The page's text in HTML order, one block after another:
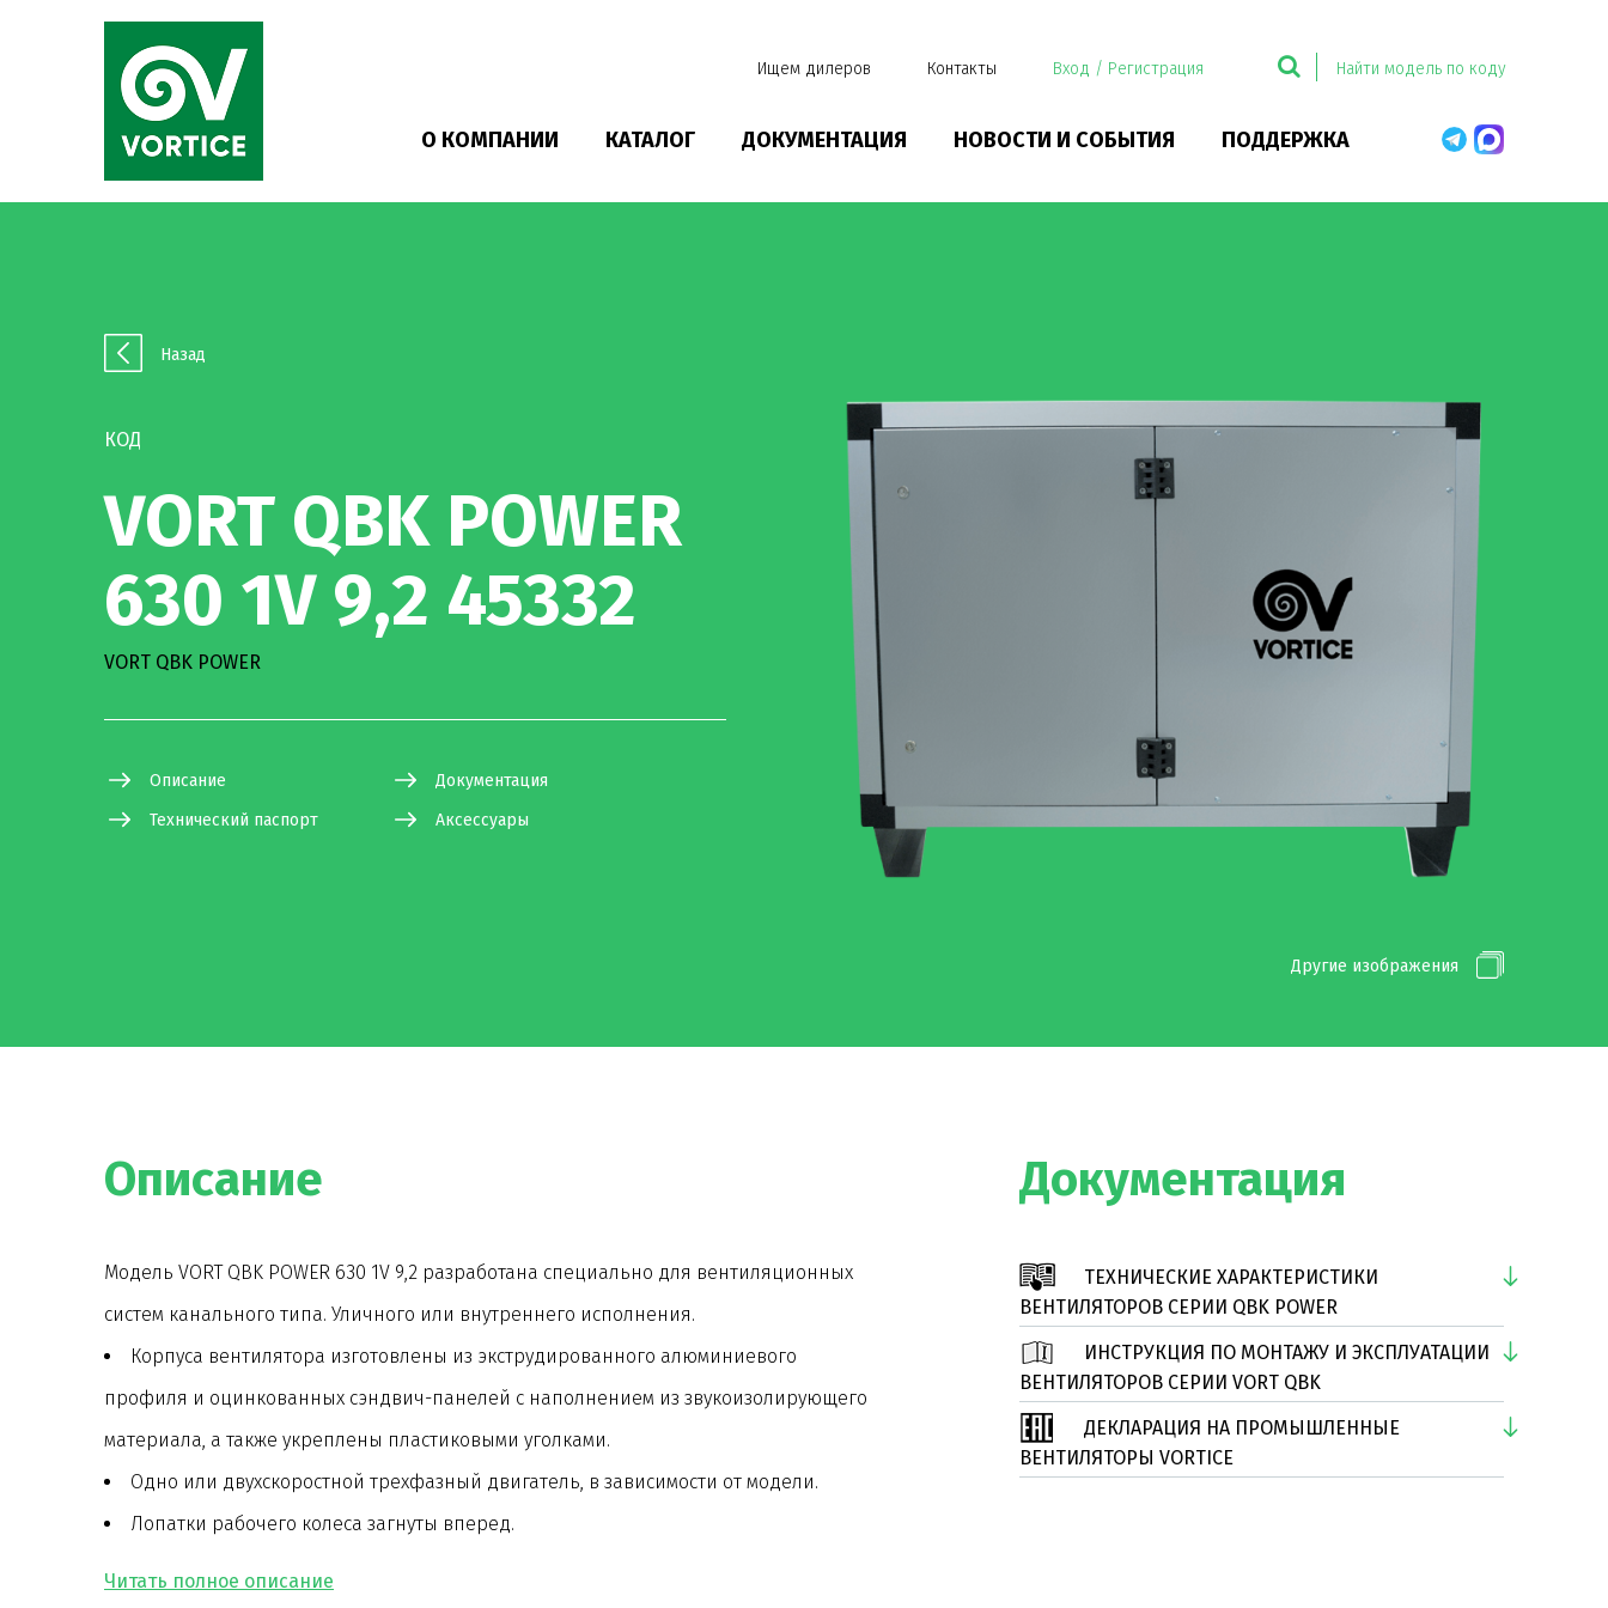
Ищем дилеров Контакты Вход / Регистрация
О КОМПАНИИ КАТАЛОГ ДОКУМЕНТАЦИЯ НОВОСТИ И СОБЫТИЯ ПОДДЕРЖКА
Назад
КОД
VORT QBK POWER
630 1V 9,2 45332
VORT QBK POWER
Описание
Документация
Технический паспорт
Аксессуары
Другие изображения
Описание
Модель VORT QBK POWER 630 1V 9,2 разработана специально для вентиляционных
систем канального типа. Уличного или внутреннего исполнения.
Корпуса вентилятора изготовлены из экструдированного алюминиевого
профиля и оцинкованных сэндвич-панелей с наполнением из звукоизолирующего
материала, а также укреплены пластиковыми уголками.
Одно или двухскоростной трехфазный двигатель, в зависимости от модели.
Лопатки рабочего колеса загнуты вперед.
Документация
ТЕХНИЧЕСКИЕ ХАРАКТЕРИСТИКИ
ВЕНТИЛЯТОРОВ СЕРИИ QBK POWER
ИНСТРУКЦИЯ ПО МОНТАЖУ И ЭКСПЛУАТАЦИИ
ВЕНТИЛЯТОРОВ СЕРИИ VORT QBK
ДЕКЛАРАЦИЯ НА ПРОМЫШЛЕННЫЕ
ВЕНТИЛЯТОРЫ VORTICE